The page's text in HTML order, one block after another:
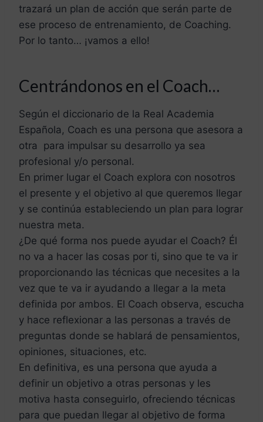
trazará un plan de acción que serán parte de
ese proceso de entrenamiento, de Coaching.
Por lo tanto… ¡vamos a ello!
Centrándonos en el Coach…
Según el diccionario de la Real Academia
Española, Coach es una persona que asesora a
otra para impulsar su desarrollo ya sea
profesional y/o personal.
En primer lugar el Coach explora con nosotros
el presente y el objetivo al que queremos llegar
y se continúa estableciendo un plan para lograr
nuestra meta.
¿De qué forma nos puede ayudar el Coach? Él
no va a hacer las cosas por ti, sino que te va ir
proporcionando las técnicas que necesites a la
vez que te va ir ayudando a llegar a la meta
definida por ambos. El Coach observa, escucha
y hace reflexionar a las personas a través de
preguntas donde se hablará de pensamientos,
opiniones, situaciones, etc.
En definitiva, es una persona que ayuda a
definir un objetivo a otras personas y les
motiva hasta conseguirlo, ofreciendo técnicas
para que puedan llegar al objetivo de forma